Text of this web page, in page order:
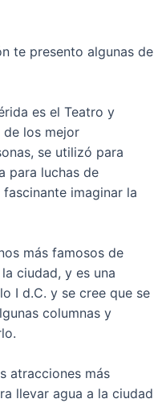
te presento algunas de
es el Teatro y
de los mejor
se utilizó para
para luchas de
imaginar la
más famosos de
ciudad, y es una
I d.C. y se cree que se
columnas y
atracciones más
llevar agua a la ciudad